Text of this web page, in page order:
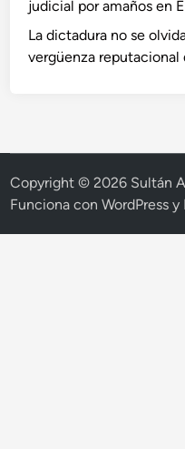
judicial por amaños en
La dictadura no se
vergüenza reputacional
Copyright © 2026 Sultán
Funciona conWordPress y